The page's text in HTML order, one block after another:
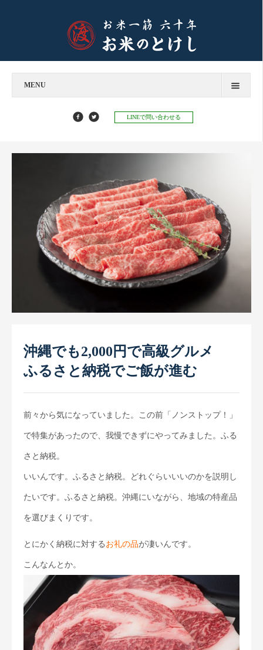
MENU
飲食店様へ
お知らせ
お米マイスターコラム
お取引先インタビュー
会社概要
スーパー・小売店様へ
一般のお客様へ
採用情報
お問合せ
プライバシーポリシー
サイトマップ
LINEで問い合わせる
沖縄でも2,000円で高級グルメ
ふるさと納税でご飯が進む
前々から気になっていました。この前「ノンストップ！」
で特集があったので、我慢できずにやってみました。ふる
さと納税。
いいんです。ふるさと納税。どれぐらいいいのかを説明し
たいです。ふるさと納税。沖縄にいながら、地域の特産品
を選びまくりです。
とにかく納税に対するお礼の品が凄いんです。
こんなんとか。